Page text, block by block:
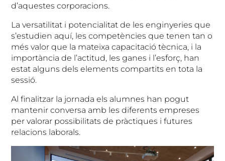
d’aquestes corporacions.
La versatilitat i potencialitat de les enginyeries que
s’estudien aquí, les competències que tenen tan o
més valor que la mateixa capacitació tècnica, i la
importància de l’actitud, les ganes i l’esforç, han
estat alguns dels elements compartits en tota la
sessió.
Al finalitzar la jornada els alumnes han pogut
mantenir conversa amb les diferents empreses
per valorar possibilitats de pràctiques i futures
relacions laborals.